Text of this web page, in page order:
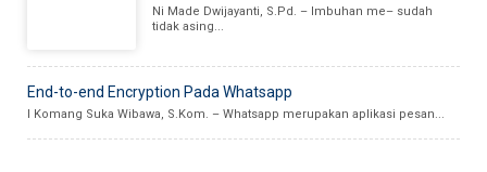
Ni Made Dwijayanti, S.Pd. – Imbuhan me– sudah
tidak asing...
End-to-end Encryption Pada Whatsapp
I Komang Suka Wibawa, S.Kom. – Whatsapp merupakan aplikasi pesan...